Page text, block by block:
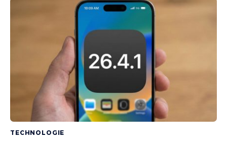
TECHNOLOGIE